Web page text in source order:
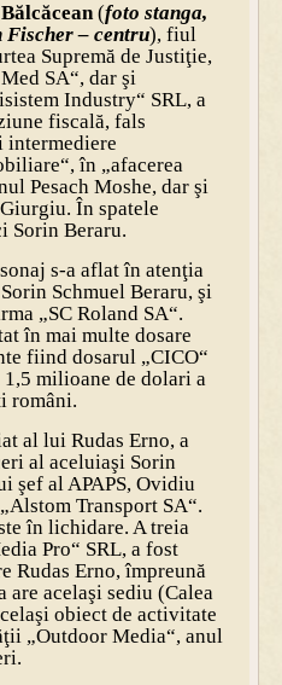
(foto stanga,
Fischer – centru), fiul
Supremă de Justiţie,
SA“, dar şi
Industry“ SRL, a
fiscală, fals
intermediere
în „afacerea
Pesach Moshe, dar şi
În spatele
Sorin Beraru.
s-a aflat în atenţia
Schmuel Beraru, şi
„SC Roland SA“.
în mai multe dosare
fiind dosarul „CICO“
milioane de dolari a
români.
al lui Rudas Erno, a
al aceluiaşi Sorin
şef al APAPS, Ovidiu
Transport SA“.
în lichidare. A treia
Pro“ SRL, a fost
Rudas Erno, împreună
acelaşi sediu (Calea
obiect de activitate
„Outdoor Media“, anul